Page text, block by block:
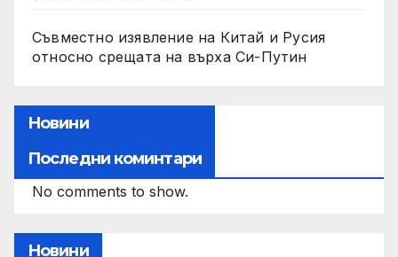
Съвместно изявление на Китай и Русия
относно срещата на върха Си-Путин
Новини
Последни коминтари
No comments to show.
Новини